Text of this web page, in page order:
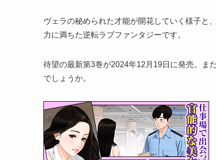
ヴェラの秘められた才能が開花していく様子と
力に満ちた逆転ラブファンタジーです。
待望の最新第3巻が2024年12月19日に発売。ま
でしょうか。